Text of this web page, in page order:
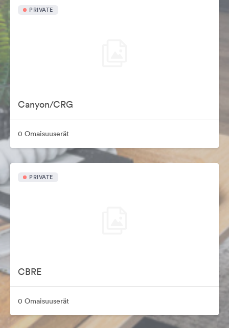
PRIVATE
Canyon/CRG
0 Omaisuuserät
PRIVATE
CBRE
0 Omaisuuserät